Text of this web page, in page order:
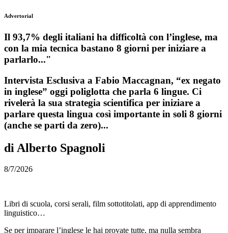
Advertorial
Il 93,7% degli italiani ha difficoltà con l’inglese, ma
con la mia tecnica bastano 8 giorni per iniziare a
parlarlo..."
Intervista Esclusiva a Fabio Maccagnan, “ex negato
in inglese” oggi poliglotta che parla 6 lingue. Ci
rivelerà la sua strategia scientifica per iniziare a
parlare questa lingua così importante in soli 8 giorni
(anche se parti da zero)...
di Alberto Spagnoli
8/7/2026
Libri di scuola, corsi serali, film sottotitolati, app di apprendimento
linguistico…
Se per imparare l’inglese le hai provate tutte, ma nulla sembra